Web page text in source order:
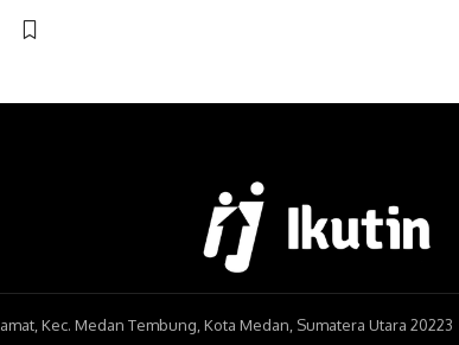
Kec. Medan Tembung, Kota Medan, Sumatera Utara 20223